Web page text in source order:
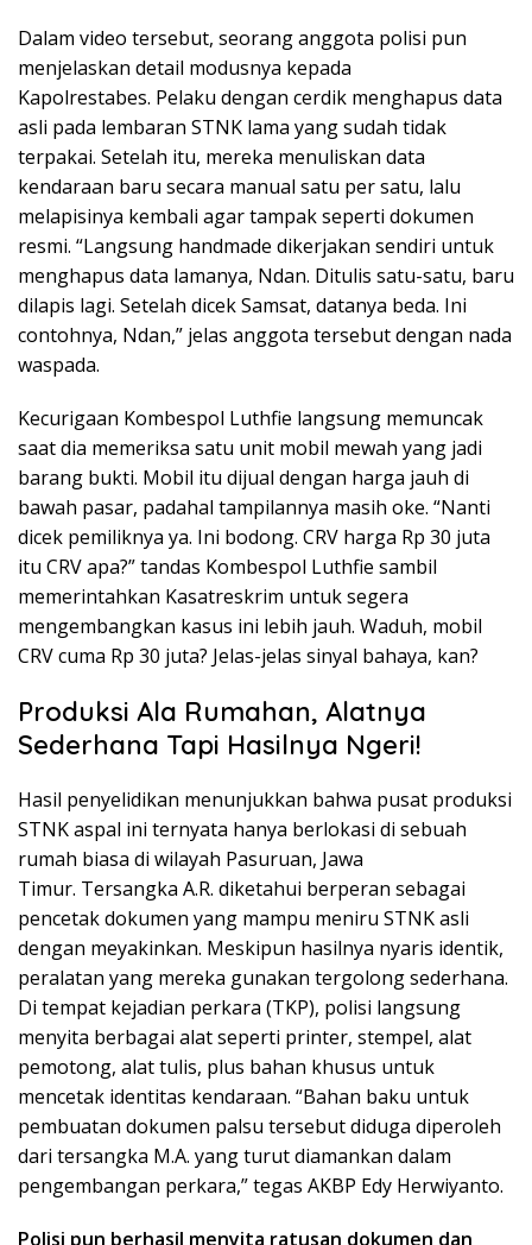
Dalam video tersebut, seorang anggota polisi pun
menjelaskan detail modusnya kepada
Kapolrestabes. Pelaku dengan cerdik menghapus data
asli pada lembaran STNK lama yang sudah tidak
terpakai. Setelah itu, mereka menuliskan data
kendaraan baru secara manual satu per satu, lalu
melapisinya kembali agar tampak seperti dokumen
resmi. “Langsung handmade dikerjakan sendiri untuk
menghapus data lamanya, Ndan. Ditulis satu-satu, baru
dilapis lagi. Setelah dicek Samsat, datanya beda. Ini
contohnya, Ndan,” jelas anggota tersebut dengan nada
waspada.
Kecurigaan Kombespol Luthfie langsung memuncak
saat dia memeriksa satu unit mobil mewah yang jadi
barang bukti. Mobil itu dijual dengan harga jauh di
bawah pasar, padahal tampilannya masih oke. “Nanti
dicek pemiliknya ya. Ini bodong. CRV harga Rp 30 juta
itu CRV apa?” tandas Kombespol Luthfie sambil
memerintahkan Kasatreskrim untuk segera
mengembangkan kasus ini lebih jauh. Waduh, mobil
CRV cuma Rp 30 juta? Jelas-jelas sinyal bahaya, kan?
Produksi Ala Rumahan, Alatnya
Sederhana Tapi Hasilnya Ngeri!
Hasil penyelidikan menunjukkan bahwa pusat produksi
STNK aspal ini ternyata hanya berlokasi di sebuah
rumah biasa di wilayah Pasuruan, Jawa
Timur. Tersangka A.R. diketahui berperan sebagai
pencetak dokumen yang mampu meniru STNK asli
dengan meyakinkan. Meskipun hasilnya nyaris identik,
peralatan yang mereka gunakan tergolong sederhana.
Di tempat kejadian perkara (TKP), polisi langsung
menyita berbagai alat seperti printer, stempel, alat
pemotong, alat tulis, plus bahan khusus untuk
mencetak identitas kendaraan. “Bahan baku untuk
pembuatan dokumen palsu tersebut diduga diperoleh
dari tersangka M.A. yang turut diamankan dalam
pengembangan perkara,” tegas AKBP Edy Herwiyanto.
Polisi pun berhasil menyita ratusan dokumen dan